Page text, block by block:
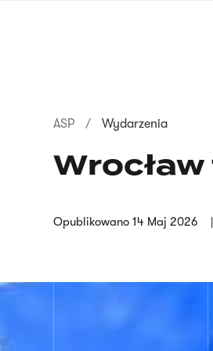
Ścieżka
nawigacyjna
ASP Wydarzenia
Opublikowano 14 Maj 2026